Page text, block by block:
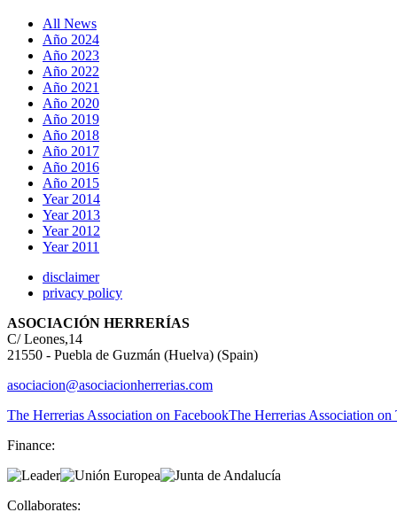
All News
Año 2024
Año 2023
Año 2022
Año 2021
Año 2020
Año 2019
Año 2018
Año 2017
Año 2016
Año 2015
Year 2014
Year 2013
Year 2012
Year 2011
disclaimer
privacy policy
ASOCIACIÓN HERRERÍAS
C/ Leones,14
21550 - Puebla de Guzmán (Huelva) (Spain)
asociacion@asociacionherrerias.com
The Herrerias Association on FacebookThe Herrerias Association on
Finance:
Collaborates: